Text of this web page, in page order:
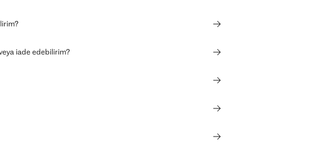
iade edebilirim?